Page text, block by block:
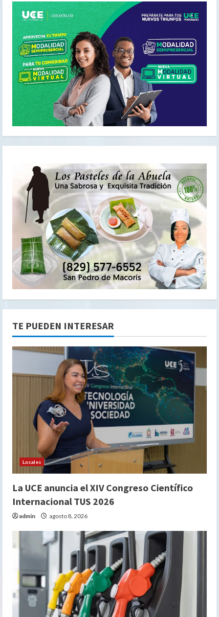
TE PUEDEN INTERESAR
Locales
La UCE anuncia el XIV Congreso Científico
Internacional TUS 2026
admin agosto 8, 2026